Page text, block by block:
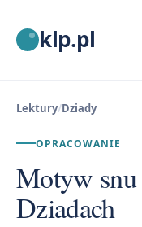
klp.pl
Lektury/Dziady
OPRACOWANIE
Motyw
Dziadach